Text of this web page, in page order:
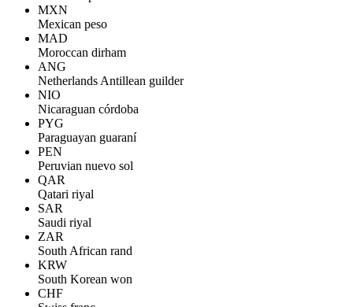
MXN
Mexican peso
MAD
Moroccan dirham
ANG
Netherlands Antillean guilder
NIO
Nicaraguan córdoba
PYG
Paraguayan guaraní
PEN
Peruvian nuevo sol
QAR
Qatari riyal
SAR
Saudi riyal
ZAR
South African rand
KRW
South Korean won
CHF